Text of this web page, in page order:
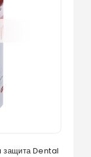
защита Dental